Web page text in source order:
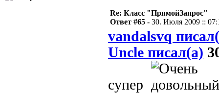
Re: Класс "ПрямойЗапрос"
Ответ #65 - 30. Июля 2009 ::
vandalsvq
Uncle писал(а)
супер